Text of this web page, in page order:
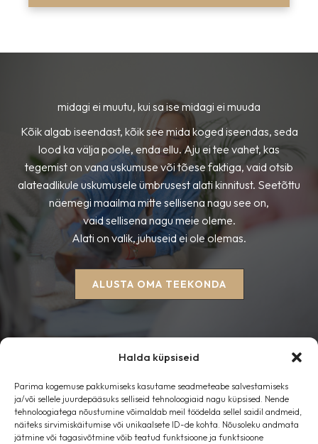
Halda küpsiseid
Parima kogemuse pakkumiseks kasutame seadmeteabe salvestamiseks
ja/või sellele juurdepääsuks selliseid tehnoloogiaid nagu küpsised. Nende
tehnoloogiatega nõustumine võimaldab meil töödelda sellel saidil andmeid,
näiteks sirvimiskäitumise või unikaalsete ID-de kohta. Nõusoleku andmata
jätmine või tagasivõtmine võib teatud funktsioone ja funktsioone
midagi ei muutu, kui sa ise midagi ei muuda
Kõik algab iseendast, kõik see mida koged iseendas, seda
lood ka välja poole, enda ellu. Aju ei tee vahet, kas
tegemist on vana uskumuse või tõese faktiga, vaid otsib
alateadlikule uskumusele ümbrusest alati kinnitust. Seetõttu
näemegi maailma mitte sellisena nagu see on,
vaid sellisena nagu meie oleme.
Alati on valik, juhuseid ei ole olemas.
ALUSTA OMA TEEKONDA
Esileht
Blogi
Kontakt